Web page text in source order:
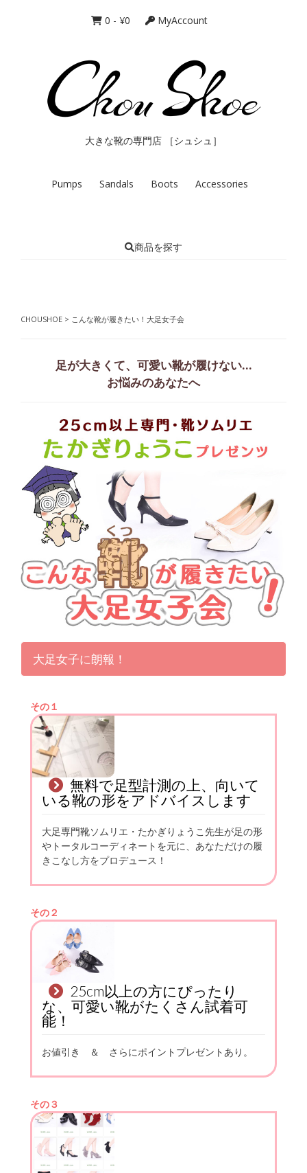
0 - ¥0 MyAccount
大きな靴の専門店 ［シュシュ］
Pumps Sandals Boots Accessories
商品を探す
CHOUSHOE > こんな靴が履きたい！大足女子会
足が大きくて、可愛い靴が履けない…
お悩みのあなたへ
大足女子に朗報！
その１
無料で足型計測の上、向いて
いる靴の形をアドバイスします
大足専門靴ソムリエ・たかぎりょうこ先生が足の形
やトータルコーディネートを元に、あなただけの履
きこなし方をプロデュース！
その２
25cm以上の方にぴったり
な、可愛い靴がたくさん試着可
能！
お値引き ＆ さらにポイントプレゼントあり。
その３